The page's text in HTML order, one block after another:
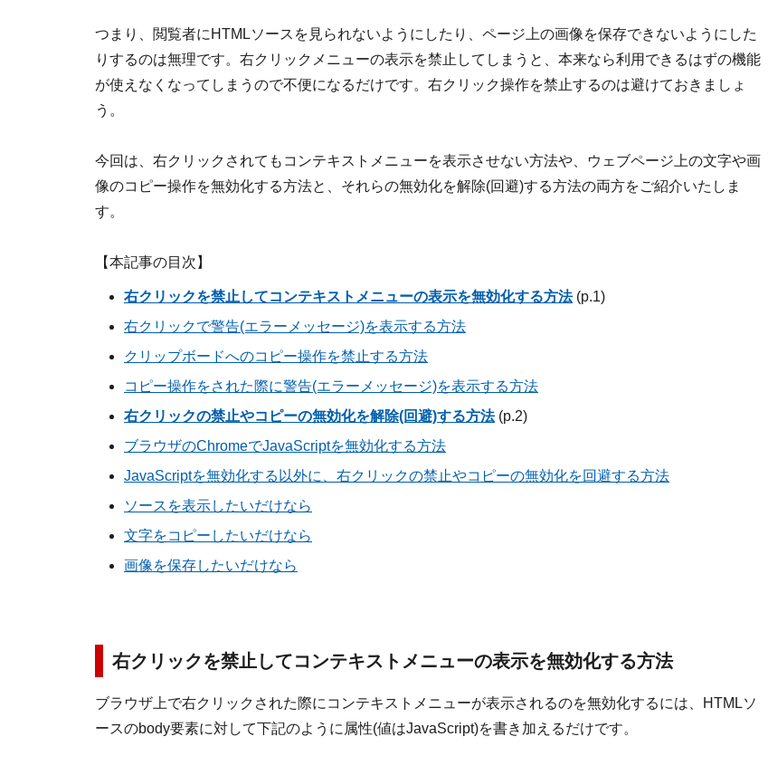
つまり、閲覧者にHTMLソースを見られないようにしたり、ページ上の画像を保存できないようにした
りするのは無理です。右クリックメニューの表示を禁止してしまうと、本来なら利用できるはずの機能
が使えなくなってしまうので不便になるだけです。右クリック操作を禁止するのは避けておきましょ
う。
今回は、右クリックされてもコンテキストメニューを表示させない方法や、ウェブページ上の文字や画
像のコピー操作を無効化する方法と、それらの無効化を解除(回避)する方法の両方をご紹介いたしま
す。
【本記事の目次】
右クリックを禁止してコンテキストメニューの表示を無効化する方法(p.1)
右クリックで警告(エラーメッセージ)を表示する方法
クリップボードへのコピー操作を禁止する方法
コピー操作をされた際に警告(エラーメッセージ)を表示する方法
右クリックの禁止やコピーの無効化を解除(回避)する方法(p.2)
ブラウザのChromeでJavaScriptを無効化する方法
JavaScriptを無効化する以外に、右クリックの禁止やコピーの無効化を回避する方法
ソースを表示したいだけなら
文字をコピーしたいだけなら
画像を保存したいだけなら
右クリックを禁止してコンテキストメニューの表示を無効化する方法
ブラウザ上で右クリックされた際にコンテキストメニューが表示されるのを無効化するには、HTMLソ
ースのbody要素に対して下記のように属性(値はJavaScript)を書き加えるだけです。